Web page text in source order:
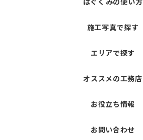
はぐくみの使い方
施工写真で探す
エリアで探す
オススメの工務店
お役立ち情報
お問い合わせ